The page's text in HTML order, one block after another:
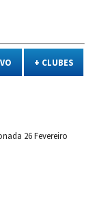
+ CLUBES
26 Fevereiro